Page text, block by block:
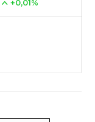
+0,01%